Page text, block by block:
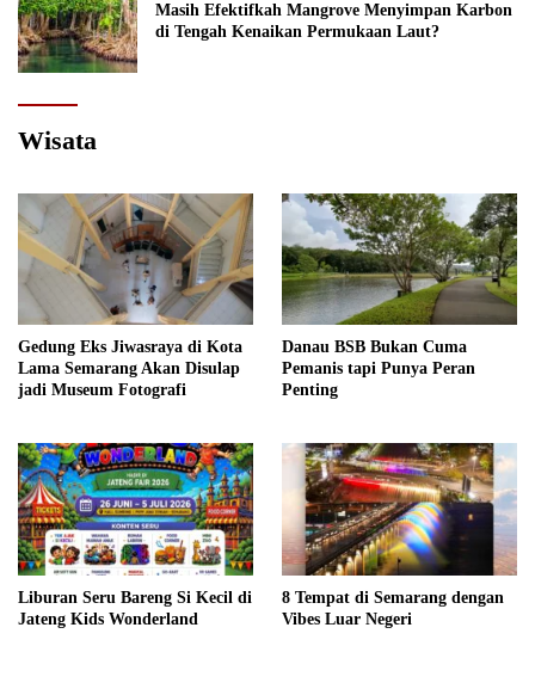
Masih Efektifkah Mangrove Menyimpan Karbon
di Tengah Kenaikan Permukaan Laut?
Wisata
Gedung Eks Jiwasraya di Kota
Lama Semarang Akan Disulap
jadi Museum Fotografi
Danau BSB Bukan Cuma
Pemanis tapi Punya Peran
Penting
Liburan Seru Bareng Si Kecil di
Jateng Kids Wonderland
8 Tempat di Semarang dengan
Vibes Luar Negeri